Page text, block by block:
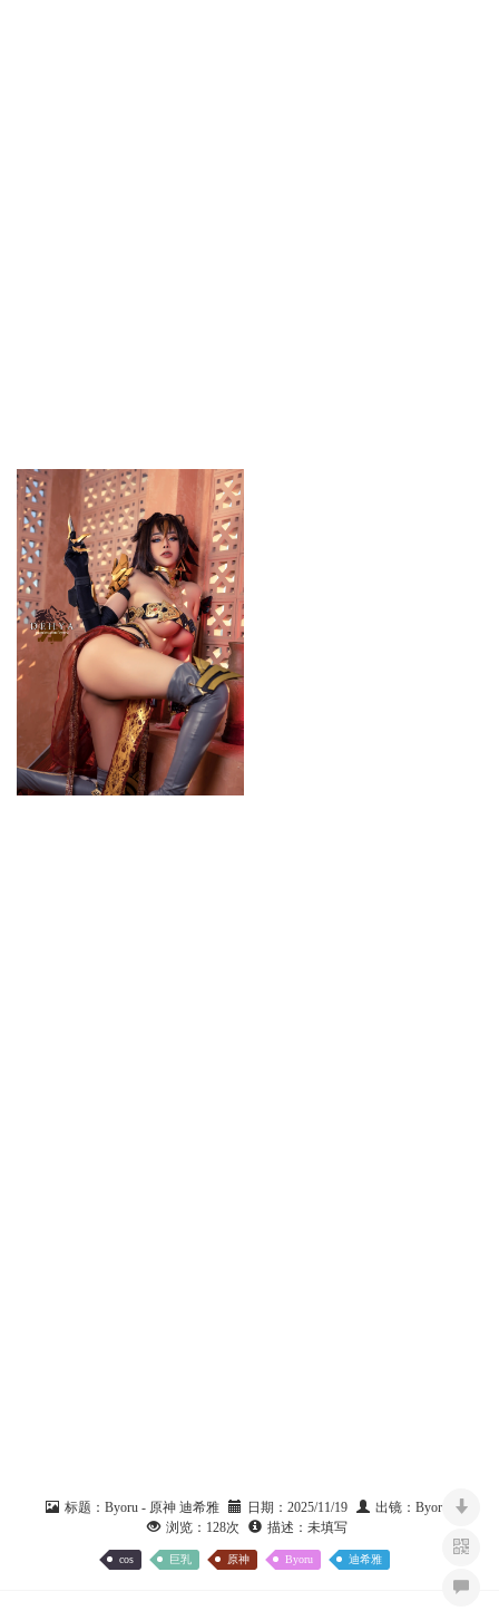
标题： Byoru - 原神 迪希雅 日期： 2025/11/19 出镜： Byoru
浏览： 128次 描述： 未填写
cos 巨乳 原神 Byoru 迪希雅